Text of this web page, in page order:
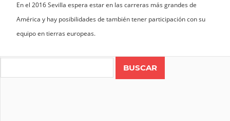
En el 2016 Sevilla espera estar en las carreras más grandes de
América y hay posibilidades de también tener participación con su
equipo en tierras europeas.